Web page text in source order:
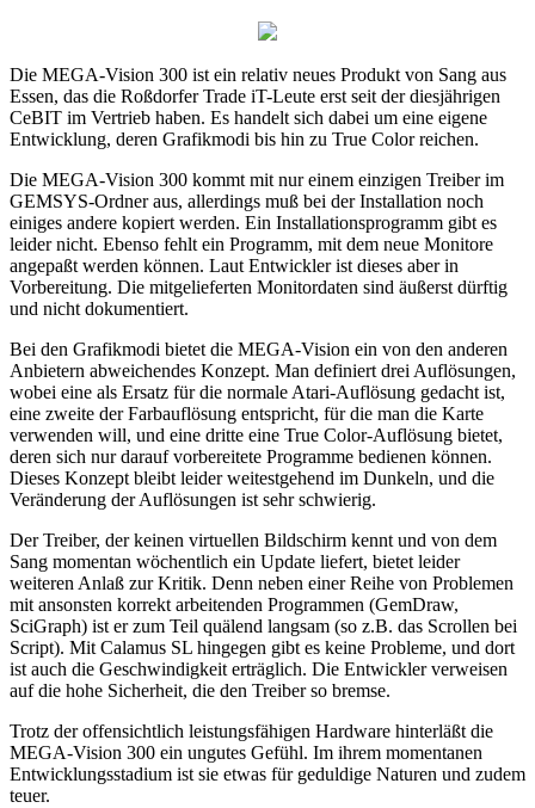
Die MEGA-Vision 300 ist ein relativ neues Produkt von Sang aus
Essen, das die Roßdorfer Trade iT-Leute erst seit der diesjährigen
CeBIT im Vertrieb haben. Es handelt sich dabei um eine eigene
Entwicklung, deren Grafikmodi bis hin zu True Color reichen.
Die MEGA-Vision 300 kommt mit nur einem einzigen Treiber im
GEMSYS-Ordner aus, allerdings muß bei der Installation noch
einiges andere kopiert werden. Ein Installationsprogramm gibt es
leider nicht. Ebenso fehlt ein Programm, mit dem neue Monitore
angepaßt werden können. Laut Entwickler ist dieses aber in
Vorbereitung. Die mitgelieferten Monitordaten sind äußerst dürftig
und nicht dokumentiert.
Bei den Grafikmodi bietet die MEGA-Vision ein von den anderen
Anbietern abweichendes Konzept. Man definiert drei Auflösungen,
wobei eine als Ersatz für die normale Atari-Auflösung gedacht ist,
eine zweite der Farbauflösung entspricht, für die man die Karte
verwenden will, und eine dritte eine True Color-Auflösung bietet,
deren sich nur darauf vorbereitete Programme bedienen können.
Dieses Konzept bleibt leider weitestgehend im Dunkeln, und die
Veränderung der Auflösungen ist sehr schwierig.
Der Treiber, der keinen virtuellen Bildschirm kennt und von dem
Sang momentan wöchentlich ein Update liefert, bietet leider
weiteren Anlaß zur Kritik. Denn neben einer Reihe von Problemen
mit ansonsten korrekt arbeitenden Programmen (GemDraw,
SciGraph) ist er zum Teil quälend langsam (so z.B. das Scrollen bei
Script). Mit Calamus SL hingegen gibt es keine Probleme, und dort
ist auch die Geschwindigkeit erträglich. Die Entwickler verweisen
auf die hohe Sicherheit, die den Treiber so bremse.
Trotz der offensichtlich leistungsfähigen Hardware hinterläßt die
MEGA-Vision 300 ein ungutes Gefühl. Im ihrem momentanen
Entwicklungsstadium ist sie etwas für geduldige Naturen und zudem
teuer.